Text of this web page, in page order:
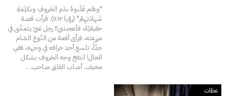
"وهُم غَلَبوهُ بدَمِ الخَروفِ وبكلِمَةِ
شَهادَتِهِمْ" (رؤيا ۱۱:۱٢).
قرأت قصة
حقيقيّة، فأعجبتني!! رجل غنيّ يتمشّى في
مزرعته، فرأى أفعة من النّوع السّام
جدّاً، تلسع أحد خرافه في وجهه، ففي
الحال! انتفخ وجه الخروف بشكل
مخيف. أصاب القلق صاحب…
عظات